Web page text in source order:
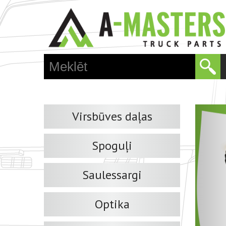
Virsbūves daļas
Spoguļi
Saulessargi
Optika